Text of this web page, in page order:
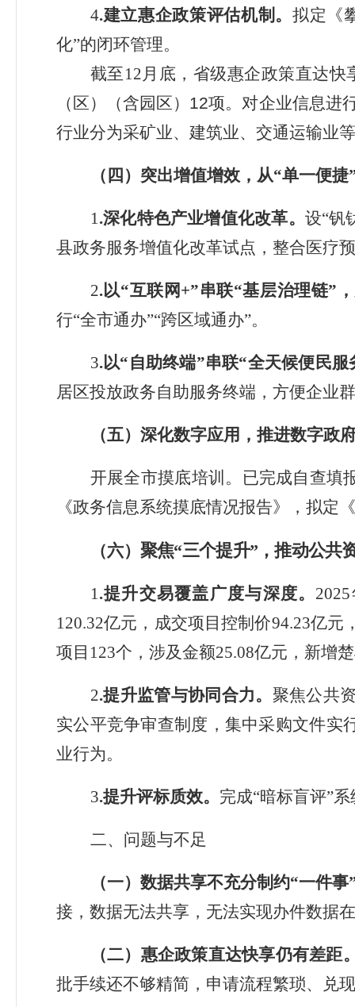
4.建立惠企政策评估机制。 拟定
化”的闭环管理。
截至12月底， 省级惠企政策直达快
（区）（含园区） 12项。对企业信息进
行业分为采矿业、建筑业、交通运输业等
（四） 突出增值增效，从“单一便捷
1.深化特色产业增值化改革。 设“钒
县政务服务增值化改革试点，整合医疗
2.以“互联网+”串联“基层治理链”
行“全市通办”“跨区域通办”。
3.以“自助终端”串联“全天候便民
居区投放政务自助服务终端，方便企业
（五） 深化数字应用， 推进数字政
开展全市摸底培训。已完成自查填
《政务信息系统摸底情况报告》， 拟定
（六） 聚焦“三个提升”，推动公共
1.提升交易覆盖广度与深度。 2025
120.32亿元， 成交项目控制价94.23亿元
项目 123个，涉及金额25.08亿元 ，新增
2.提升监管与协同合力。 聚焦公共
实公平竞争审查制度，集中采购文件实
业行为。
3.提升评标质效。 完成“暗标盲评”系
二、 问题与不足
（一）数据共享不充分制约“一件事
接，数据无法共享 ， 无法实现办件数据
（二）惠企政策直达快享仍有差距
批手续还不够精简，申请流程繁琐、兑